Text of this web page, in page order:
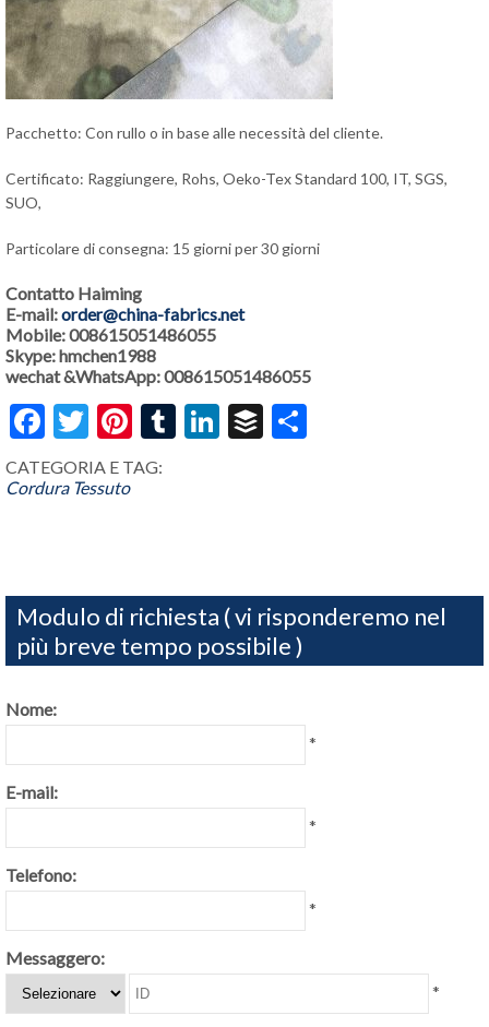
Pacchetto: Con rullo o in base alle necessità del cliente.
Certificato: Raggiungere, Rohs, Oeko-Tex Standard 100, IT, SGS,
SUO,
Particolare di consegna: 15 giorni per 30 giorni
Contatto Haiming
E-mail:order@china-fabrics.net
Mobile: 008615051486055
Skype: hmchen1988
wechat &WhatsApp: 008615051486055
Facebook
Twitter
Pinterest
Tumblr
LinkedIn
Buffer
CATEGORIA E TAG:
Cordura Tessuto
Modulo di richiesta ( vi risponderemo nel
più breve tempo possibile )
Nome:
*
E-mail:
*
Telefono:
*
Messaggero:
*